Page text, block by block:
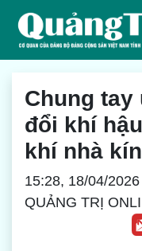
Chung
đổi khí
khí nhà
15:28, 18/04/2026
QUẢNG TRỊ